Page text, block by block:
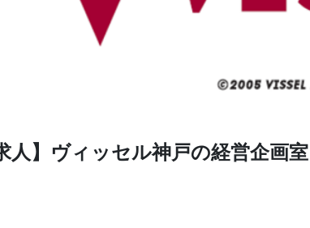
人】ヴィッセル神戸の経営企画室